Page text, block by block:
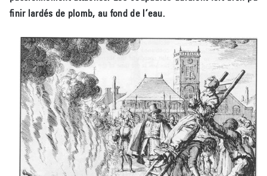
finir lardés de plomb, au fond de l’eau.